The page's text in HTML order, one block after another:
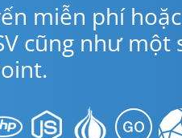
miễn phí hoặc
cũng như